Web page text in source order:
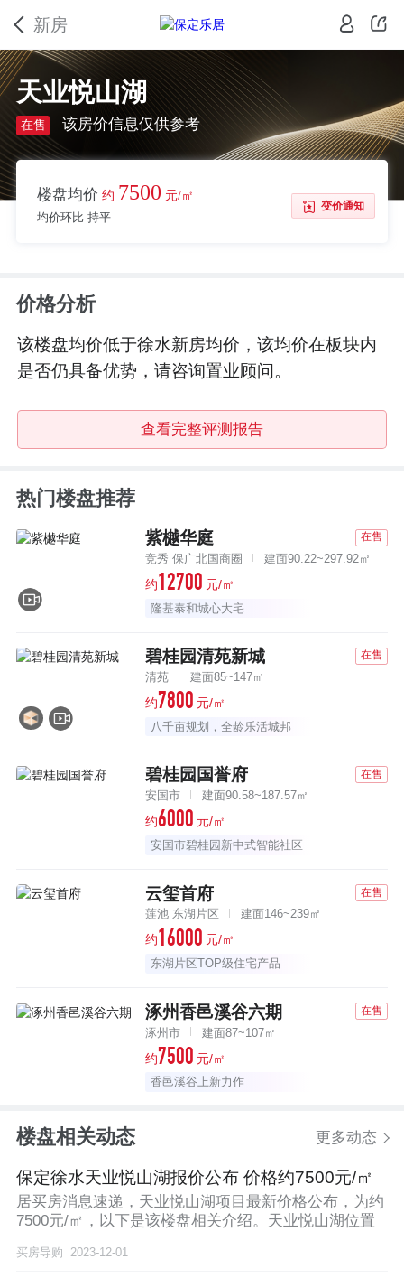
新房
天业悦山湖
在售 该房价信息仅供参考
楼盘均价 约 7500 元/㎡
均价环比 持平
变价通知
价格分析
该楼盘均价低于徐水新房均价，该均价在板块内
是否仍具备优势，请咨询置业顾问。
查看完整评测报告
热门楼盘推荐
紫樾华庭 在售
竞秀 保广北国商圈 建面90.22~297.92㎡
约12700 元/㎡
隆基泰和城心大宅
碧桂园清苑新城 在售
清苑 建面85~147㎡
约7800 元/㎡
八千亩规划，全龄乐活城邦
碧桂园国誉府 在售
安国市 建面90.58~187.57㎡
约6000 元/㎡
安国市碧桂园新中式智能社区
云玺首府 在售
莲池 东湖片区 建面146~239㎡
约16000 元/㎡
东湖片区TOP级住宅产品
涿州香邑溪谷六期 在售
涿州市 建面87~107㎡
约7500 元/㎡
香邑溪谷上新力作
楼盘相关动态 更多动态
保定徐水天业悦山湖报价公布 价格约7500元/㎡
居买房消息速递，天业悦山湖项目最新价格公布，为约
7500元/㎡，以下是该楼盘相关介绍。天业悦山湖位置
买房导购 2023-12-01